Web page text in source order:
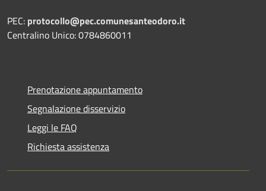
PEC: protocollo@pec.comunesanteodoro.it
Centralino Unico: 0784860011
Prenotazione appuntamento
Segnalazione disservizio
Leggi le FAQ
Richiesta assistenza